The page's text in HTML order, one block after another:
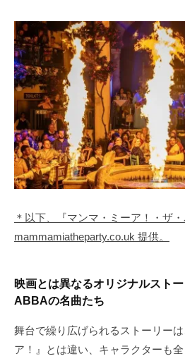
＊以下、『マンマ・ミーア！・ザ
mammamiatheparty.co.uk 提供。
映画とは異なるオリジナルスト
ABBAの名曲たち
舞台で繰り広げられるストーリー
ア！』とは違い、キャラクターも全